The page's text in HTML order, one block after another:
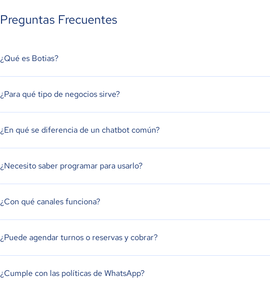
Preguntas Frecuentes
¿Qué es Botias?
¿Para qué tipo de negocios sirve?
¿En qué se diferencia de un chatbot común?
¿Necesito saber programar para usarlo?
¿Con qué canales funciona?
¿Puede agendar turnos o reservas y cobrar?
¿Cumple con las políticas de WhatsApp?